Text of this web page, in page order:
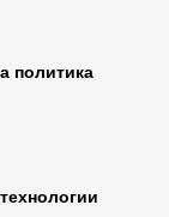
политика